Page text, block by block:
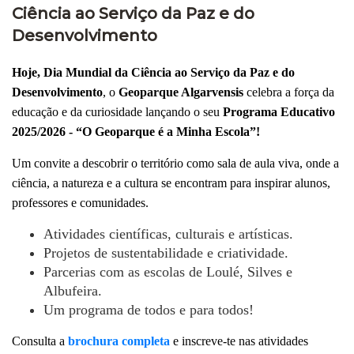
Ciência ao Serviço da Paz e do
Desenvolvimento
Hoje, Dia Mundial da Ciência ao Serviço da Paz e do
Desenvolvimento, o Geoparque Algarvensis celebra a força da
educação e da curiosidade lançando o seu Programa Educativo
2025/2026 - “O Geoparque é a Minha Escola”!
Um convite a descobrir o território como sala de aula viva, onde a
ciência, a natureza e a cultura se encontram para inspirar alunos,
professores e comunidades.
Atividades científicas, culturais e artísticas.
Projetos de sustentabilidade e criatividade.
Parcerias com as escolas de Loulé, Silves e
Albufeira.
Um programa de todos e para todos!
Consulta a brochura completa e inscreve-te nas atividades